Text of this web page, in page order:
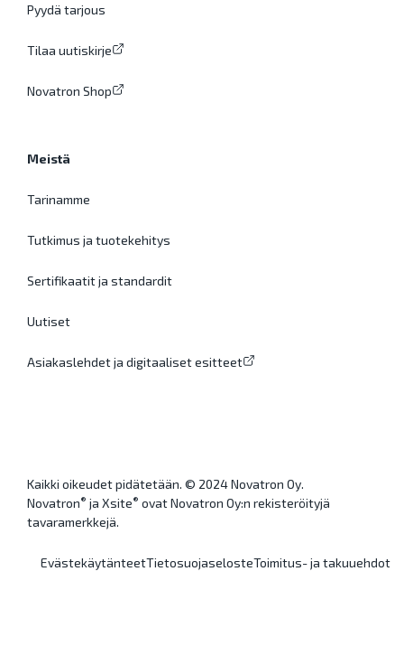
Pyydä tarjous
Tilaa uutiskirje
Novatron Shop
Meistä
Tarinamme
Tutkimus ja tuotekehitys
Sertifikaatit ja standardit
Uutiset
Asiakaslehdet ja digitaaliset esitteet
Kaikki oikeudet pidätetään. © 2024 Novatron Oy.
Novatron® ja Xsite® ovat Novatron Oy:n rekisteröityjä
tavaramerkkejä.
EvästekäytänteetTietosuojaselosteToimitus- ja takuuehdot